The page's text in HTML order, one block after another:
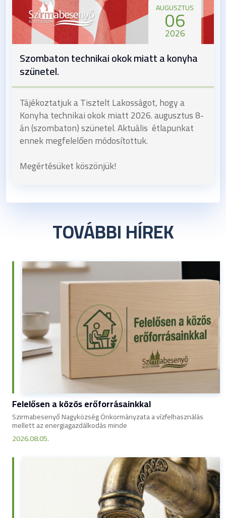
AUGUSZTUS
06
2026
Szombaton technikai okok miatt a konyha
szünetel.
Tájékoztatjuk a Tisztelt Lakosságot, hogy a
Konyha technikai okok miatt 2026. augusztus 8-
án (szombaton) szünetel. Aktuális étlapunkat
ennek megfelelően módosítottuk.
Megértésüket köszönjük!
TOVÁBBI HÍREK
Felelősen a közös erőforrásainkkal
Szirmabesenyő Nagyközség Önkormányzata a vízfelhasználás
mellett az energiagazdálkodás minde
2026.08.05.